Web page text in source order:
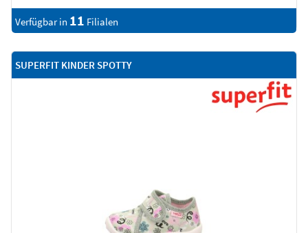
Verfügbar in 11 Filialen
SUPERFIT KINDER SPOTTY